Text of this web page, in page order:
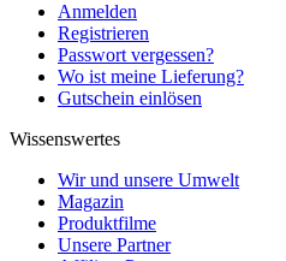
Anmelden
Registrieren
Passwort vergessen?
Wo ist meine Lieferung?
Gutschein einlösen
Wissenswertes
Wir und unsere Umwelt
Magazin
Produktfilme
Unsere Partner